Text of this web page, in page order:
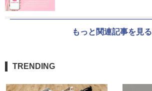
もっと関連記事を見る
TRENDING